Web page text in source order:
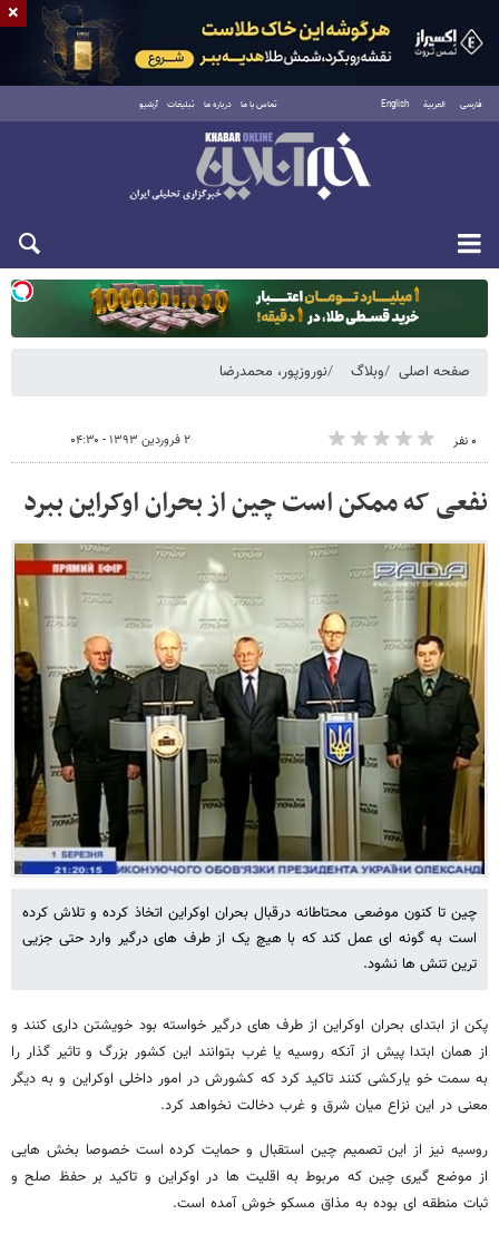
فارسی العربية English تماس با ما درباره ما تبلیغات آرشیو
یکشنبه ۱۸ مرداد ۱۴۰۵
صفحه اصلی وبلاگ نوروزپور، محمدرضا
۰ نفر ۲ فروردین ۱۳۹۳ - ۰۴:۳۰
نفعی که ممکن است چین از بحران اوکراین ببرد
چین تا کنون موضعی محتاطانه درقبال بحران اوکراین اتخاذ کرده و تلاش کرده
است به گونه ای عمل کند که با هیچ یک از طرف های درگیر وارد حتی جزیی
ترین تنش ها نشود.
پکن از ابتدای بحران اوکراین از طرف های درگیر خواسته بود خویشتن داری کنند و
از همان ابتدا پیش از آنکه روسیه یا غرب بتوانند این کشور بزرگ و تاثیر گذار را
به سمت خو یارکشی کنند تاکید کرد که کشورش در امور داخلی اوکراین و به دیگر
معنی در این نزاع میان شرق و غرب دخالت نخواهد کرد.
روسیه نیز از این تصمیم چین استقبال و حمایت کرده است خصوصا بخش هایی
از موضع گیری چین که مربوط به اقلیت ها در اوکراین و تاکید بر حفظ صلح و
ثبات منطقه ای بوده به مذاق مسکو خوش آمده است.
×